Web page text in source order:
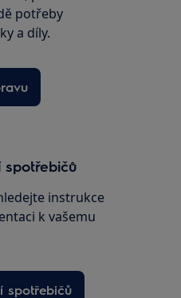
potřeby
a díly.
spotřebičů
instrukce
k vašemu
spotřebičů